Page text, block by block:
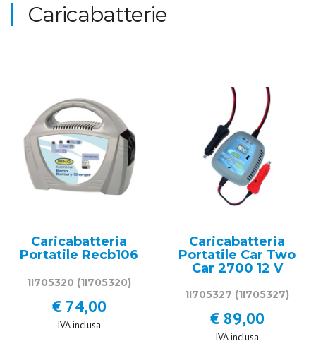
Caricabatterie
Caricabatteria
Portatile Recb106
1I705320 (1I705320)
€ 74,00
IVA inclusa
Caricabatteria
Portatile Car Two
Car 2700 12 V
1I705327 (1I705327)
€ 89,00
IVA inclusa